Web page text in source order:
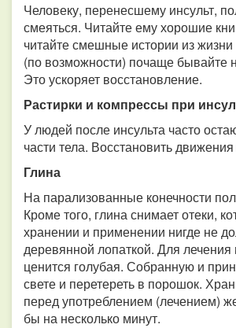
Человеку, перенесшему инсульт,
смеяться. Читайте ему хорошие
читайте смешные истории из
(по возможности) почаще бывайте
Это ускоряет восстановление.
Растирки и компрессы при
У людей после инсульта часто
части тела. Восстановить
Глина
На парализованные конечности
Кроме того, глина снимает отеки,
хранении и применении нигде не
деревянной лопаткой. Для
ценится голубая. Собранную и
свете и перетереть в порошок.
перед употреблением (лечением)
бы на несколько минут.